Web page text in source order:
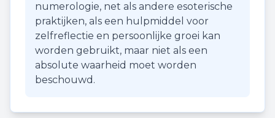
numerologie, net als andere esoterische
praktijken, als een hulpmiddel voor
zelfreflectie en persoonlijke groei kan
worden gebruikt, maar niet als een
absolute waarheid moet worden
beschouwd.